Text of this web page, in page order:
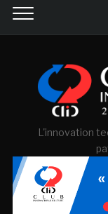
L'innovation